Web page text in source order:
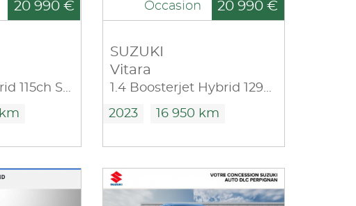
20 990 €
1.5 Dualjet Hybrid 115ch Style Auto Allgrip
Occasion 20 990 €
SUZUKI
Vitara
1.4 Boosterjet Hybrid 129ch Style
2023 16 950 km